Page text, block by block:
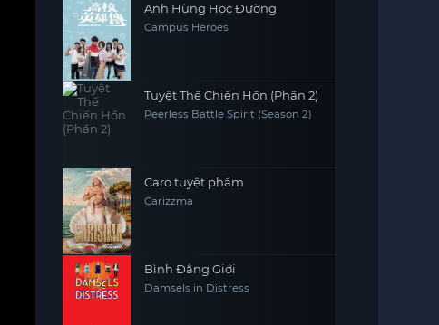
Anh Hùng Học Đường
Campus Heroes
Tuyệt Thế Chiến Hồn (Phần 2)
Peerless Battle Spirit (Season 2)
Caro tuyệt phẩm
Carizzma
Bình Đẳng Giới
Damsels in Distress